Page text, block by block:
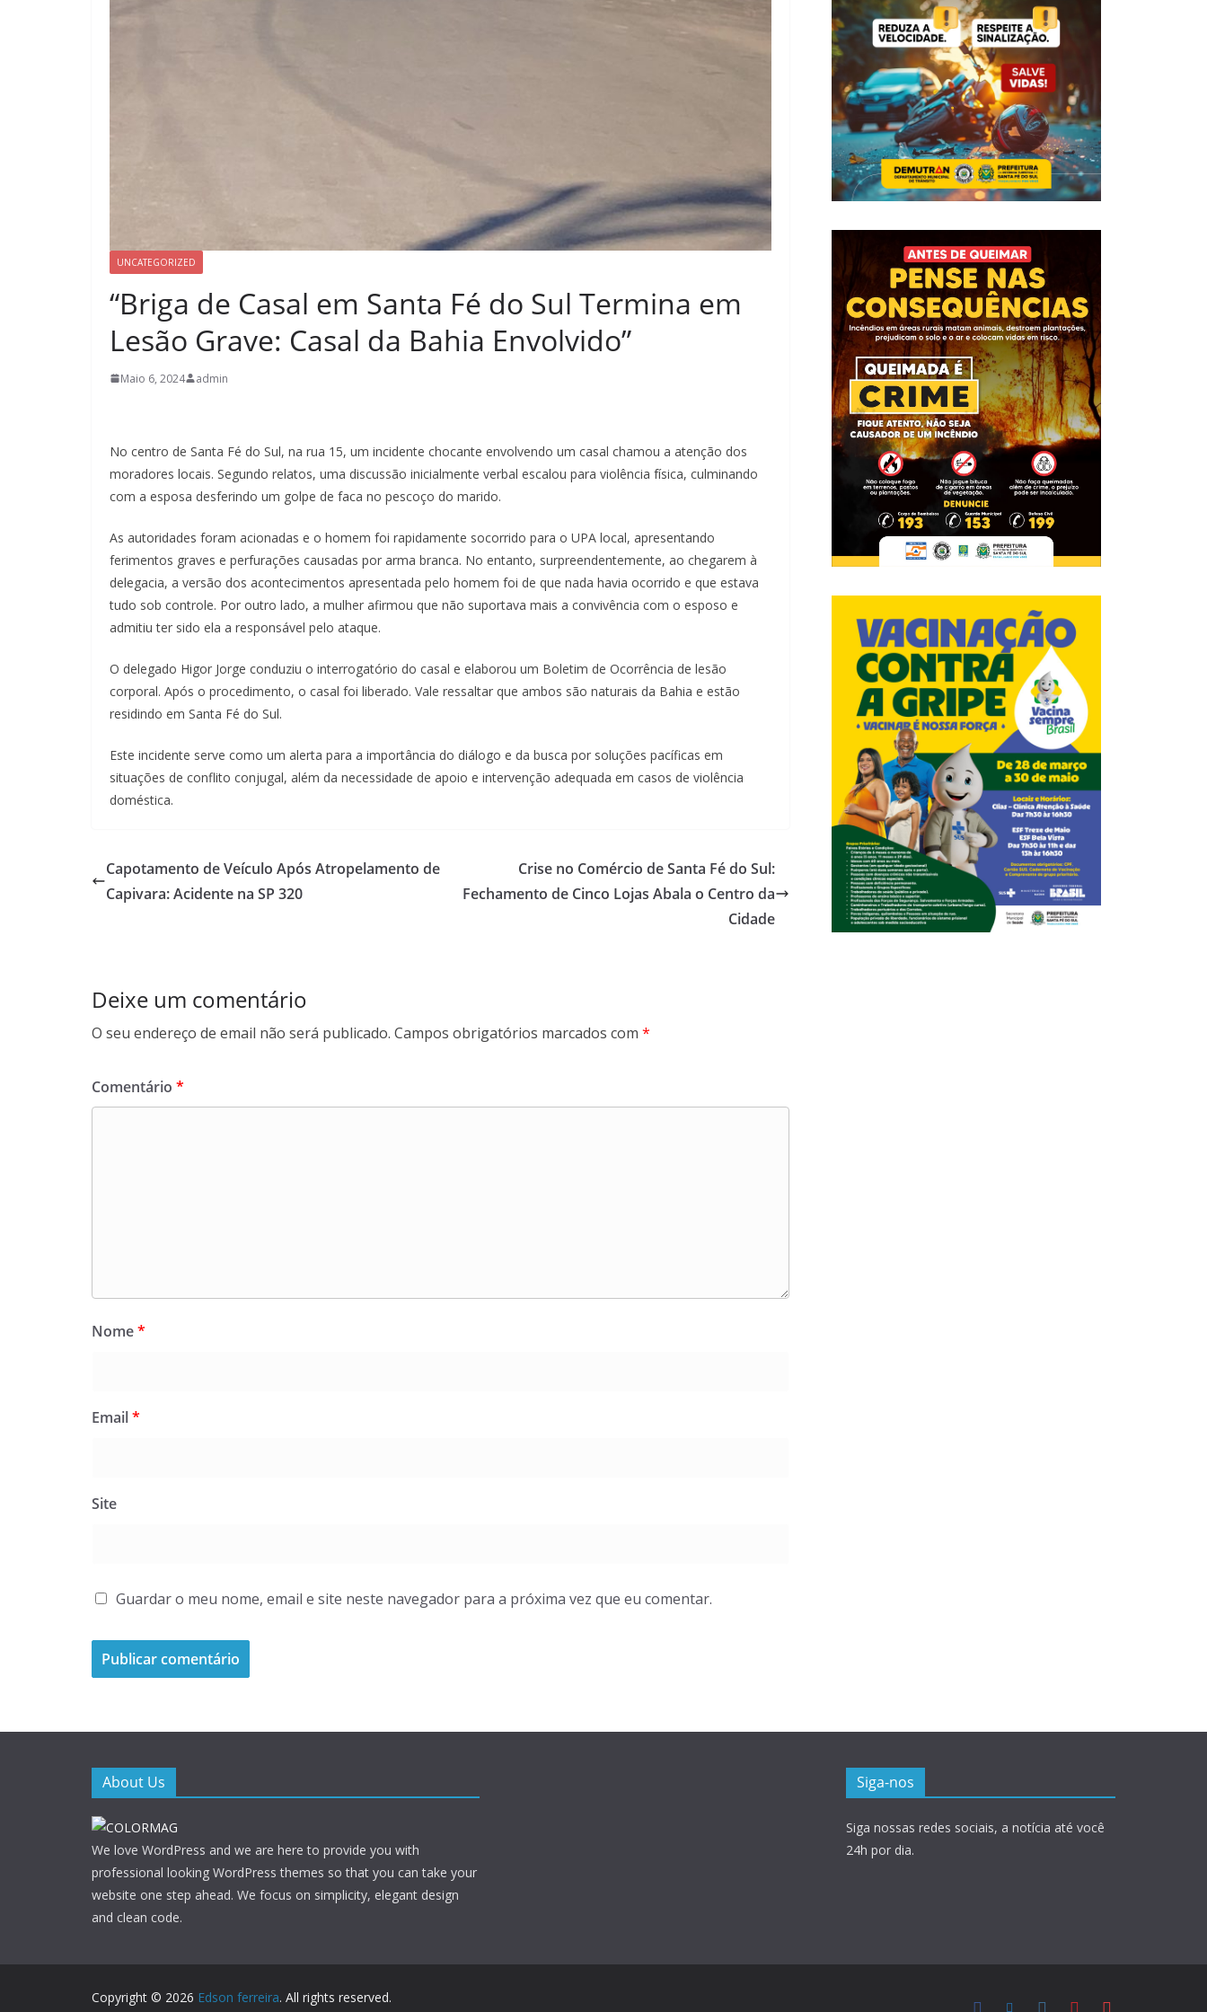
UNCATEGORIZED
“Briga de Casal em Santa Fé do Sul Termina em
Lesão Grave: Casal da Bahia Envolvido”
Maio 6, 2024 admin
No centro de Santa Fé do Sul, na rua 15, um incidente chocante envolvendo um casal chamou a atenção dos
moradores locais. Segundo relatos, uma discussão inicialmente verbal escalou para violência física, culminando
com a esposa desferindo um golpe de faca no pescoço do marido.
As autoridades foram acionadas e o homem foi rapidamente socorrido para o UPA local, apresentando
ferimentos graves e perfurações causadas por arma branca. No entanto, surpreendentemente, ao chegarem à
delegacia, a versão dos acontecimentos apresentada pelo homem foi de que nada havia ocorrido e que estava
tudo sob controle. Por outro lado, a mulher afirmou que não suportava mais a convivência com o esposo e
admitiu ter sido ela a responsável pelo ataque.
O delegado Higor Jorge conduziu o interrogatório do casal e elaborou um Boletim de Ocorrência de lesão
corporal. Após o procedimento, o casal foi liberado. Vale ressaltar que ambos são naturais da Bahia e estão
residindo em Santa Fé do Sul.
Este incidente serve como um alerta para a importância do diálogo e da busca por soluções pacíficas em
situações de conflito conjugal, além da necessidade de apoio e intervenção adequada em casos de violência
doméstica.
Capotamento de Veículo Após Atropelamento de
Capivara: Acidente na SP 320
Crise no Comércio de Santa Fé do Sul:
Fechamento de Cinco Lojas Abala o Centro da
Cidade
Deixe um comentário
O seu endereço de email não será publicado. Campos obrigatórios marcados com *
Comentário *
Nome*
Email*
Site
Guardar o meu nome, email e site neste navegador para a próxima vez que eu comentar.
About Us
We love WordPress and we are here to provide you with
professional looking WordPress themes so that you can take your
website one step ahead. We focus on simplicity, elegant design
and clean code.
Siga-nos
Siga nossas redes sociais, a notícia até você
24h por dia.
Copyright © 2026 Edson ferreira. All rights reserved.